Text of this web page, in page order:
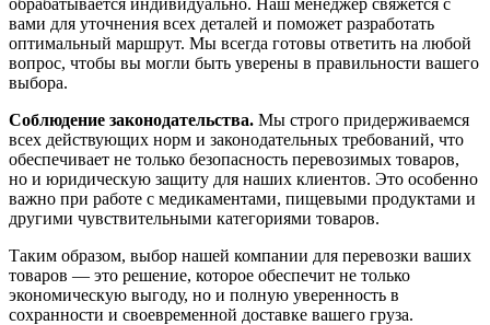
вами для уточнения всех деталей и поможет разработать
оптимальный маршрут. Мы всегда готовы ответить на любой
вопрос, чтобы вы могли быть уверены в правильности вашего
выбора.
Соблюдение законодательства. Мы строго придерживаемся
всех действующих норм и законодательных требований, что
обеспечивает не только безопасность перевозимых товаров,
но и юридическую защиту для наших клиентов. Это особенно
важно при работе с медикаментами, пищевыми продуктами и
другими чувствительными категориями товаров.
Таким образом, выбор нашей компании для перевозки ваших
товаров — это решение, которое обеспечит не только
экономическую выгоду, но и полную уверенность в
сохранности и своевременной доставке вашего груза.